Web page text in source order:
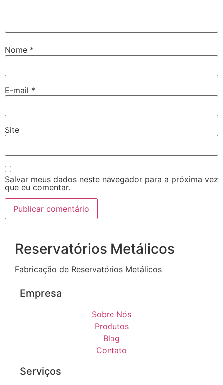
Nome *
E-mail *
Site
Salvar meus dados neste navegador para a próxima vez
que eu comentar.
Reservatórios Metálicos
Fabricação de Reservatórios Metálicos
Empresa
Sobre Nós
Produtos
Blog
Contato
Serviços